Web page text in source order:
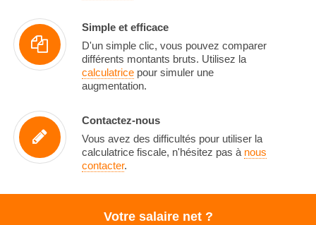
Simple et efficace
D'un simple clic, vous pouvez comparer
différents montants bruts. Utilisez la
calculatricepour simuler une
augmentation.
Contactez-nous
Vous avez des difficultés pour utiliser la
calculatrice fiscale, n'hésitez pas à nous
contacter.
Votre salaire net ?